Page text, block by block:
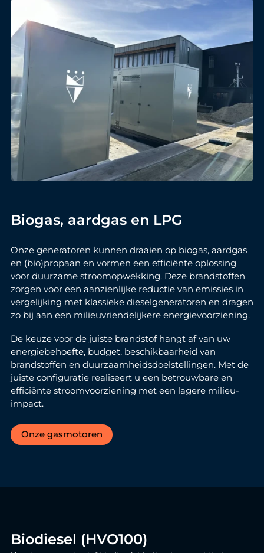
Biogas, aardgas en LPG
Onze generatoren kunnen draaien op biogas, aardgas
en (bio)propaan en vormen een efficiënte oplossing
voor duurzame stroomopwekking. Deze brandstoffen
zorgen voor een aanzienlijke reductie van emissies in
vergelijking met klassieke dieselgeneratoren en dragen
zo bij aan een milieuvriendelijkere energievoorziening.
De keuze voor de juiste brandstof hangt af van uw
energiebehoefte, budget, beschikbaarheid van
brandstoffen en duurzaamheidsdoelstellingen. Met de
juiste configuratie realiseert u een betrouwbare en
efficiënte stroomvoorziening met een lagere milieu-
impact.
Onze gasmotoren
Biodiesel (HVO100)